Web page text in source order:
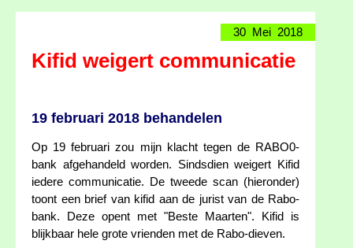
30 Mei 2018
Kifid weigert communicatie
19 februari 2018 behandelen
Op 19 februari zou mijn klacht tegen de RABO0-
bank afgehandeld worden. Sindsdien weigert Kifid
iedere communicatie. De tweede scan (hieronder)
toont een brief van kifid aan de jurist van de Rabo-
bank. Deze opent met "Beste Maarten". Kifid is
blijkbaar hele grote vrienden met de Rabo-dieven.